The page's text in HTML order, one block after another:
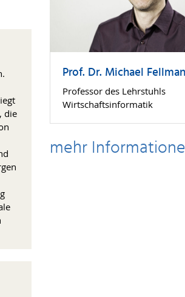
die
Prof. Dr. Michael
Professor des Lehrstuhls
Wirtschaftsinformatik
mehr